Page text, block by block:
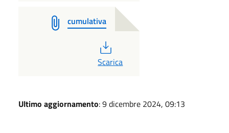
cumulativa
PDF
Scarica
Ultimo aggiornamento: 9 dicembre 2024, 09:13